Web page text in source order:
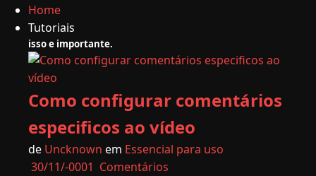
Home
Tutoriais
isso e importante.
Como configurar comentários
especificos ao vídeo
de Uncknown em Essencial para uso
30/11/-0001 Comentários